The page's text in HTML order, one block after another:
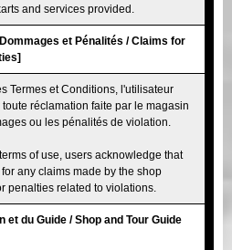
and services provided.
et Pénalités / Claims for
Termes et Conditions, l'utilisateur
réclamation faite par le magasin
ou les pénalités de violation.
of use, users acknowledge that
any claims made by the shop
penalties related to violations.
et du Guide / Shop and Tour Guide